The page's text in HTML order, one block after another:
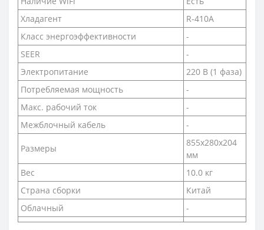
Хладагент
R-410A
Класс энергоэффективности
-
SEER
-
Электропитание
220 В (1 фаза)
Потребляемая мощность
-
Макс. рабочий ток
-
Межблочный кабель
-
Размеры
855х280х204
мм
Вес
10.0 кг
Страна сборки
Китай
Облачный
-